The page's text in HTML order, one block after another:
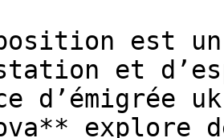
est
et
d’émigrée
explore